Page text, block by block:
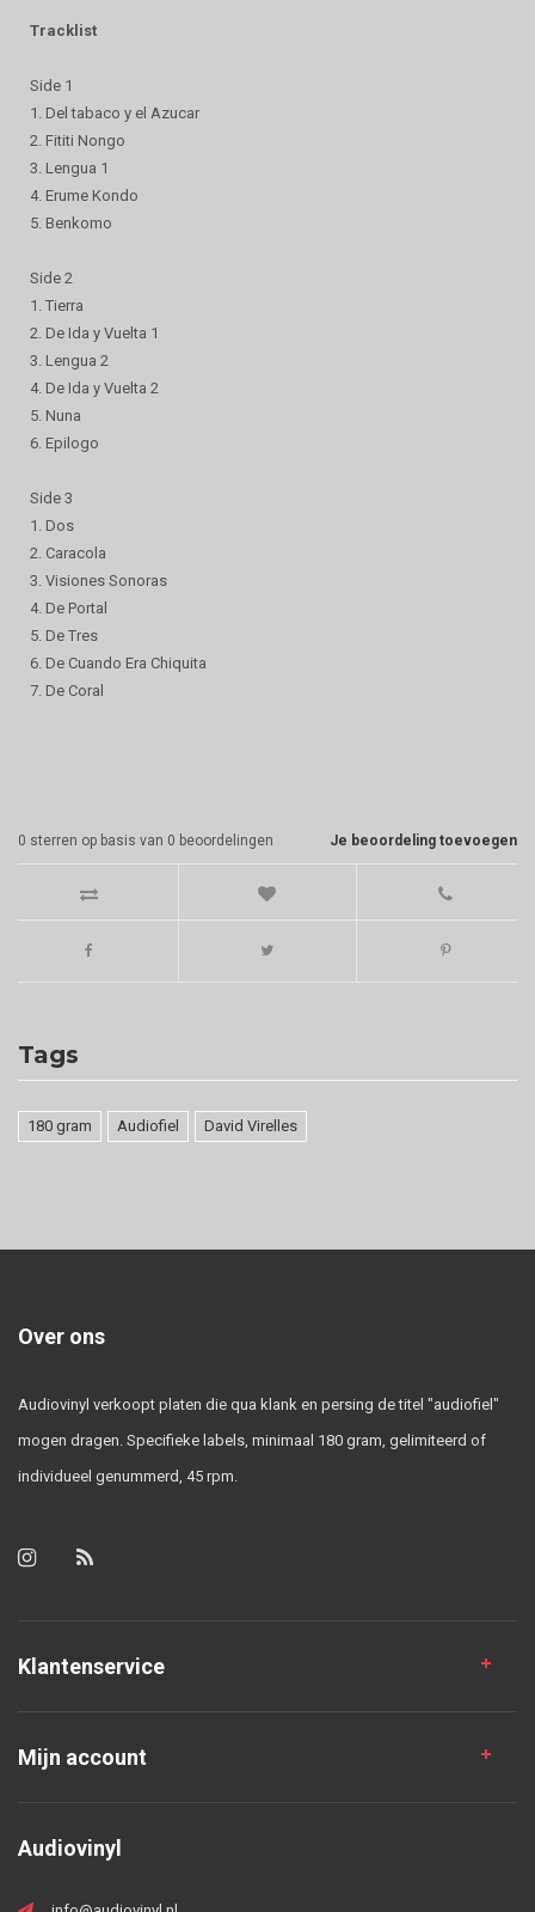
Tracklist
Side 1
1. Del tabaco y el Azucar
2. Fititi Nongo
3. Lengua 1
4. Erume Kondo
5. Benkomo
Side 2
1. Tierra
2. De Ida y Vuelta 1
3. Lengua 2
4. De Ida y Vuelta 2
5. Nuna
6. Epilogo
Side 3
1. Dos
2. Caracola
3. Visiones Sonoras
4. De Portal
5. De Tres
6. De Cuando Era Chiquita
7. De Coral
Je beoordeling toevoegen
0 sterren op basis van 0 beoordelingen
Tags
180 gram Audiofiel David Virelles
Over ons
Audiovinyl verkoopt platen die qua klank en persing de titel "audiofiel"
mogen dragen. Specifieke labels, minimaal 180 gram, gelimiteerd of
individueel genummerd, 45 rpm.
Klantenservice
Mijn account
Audiovinyl